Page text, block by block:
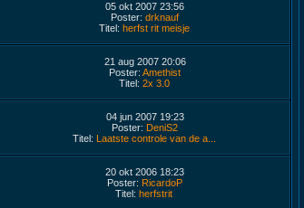
05 okt 2007 23:56
Poster: drknauf
Titel: herfst rit meisje
21 aug 2007 20:06
Poster: Amethist
Titel: 2x 3.0
04 jun 2007 19:23
Poster: DeniS2
Titel: Laatste controle van de a...
20 okt 2006 18:23
Poster: RicardoP
Titel: herfstrit